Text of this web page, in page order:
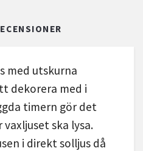
med utskurna
dekorera med i
timern gör det
ska lysa.
i direkt solljus då